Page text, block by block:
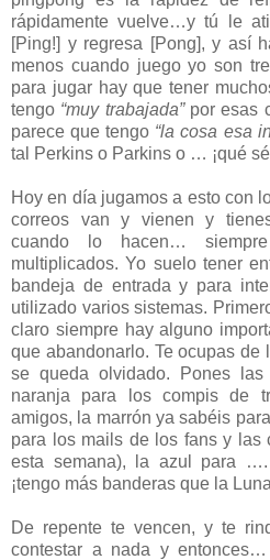
rápidamente vuelve…y tú le
[Ping!] y regresa [Pong], y así
menos cuando juego yo son
para jugar hay que tener
tengo “muy trabajada”por esas
parece que tengo “la cosa esa
tal Perkins o Parkins o … ¡qué
Hoy en día jugamos a esto con
correos van y vienen y
cuando lo hacen…
multiplicados. Yo suelo tener
bandeja de entrada y para
utilizado varios sistemas.
claro siempre hay alguno
que abandonarlo. Te ocupas
se queda olvidado. Pones
naranja para los compis de
amigos, la marrón ya sabéis
para los mails de los fans y las
esta semana), la azul para ….
¡tengo más banderas que la
De repente te vencen, y te
contestar a nada y entonces…